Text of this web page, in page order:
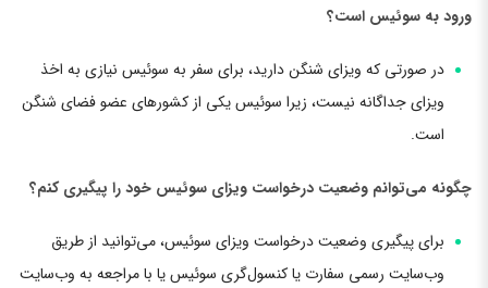
ورود به سوئیس است؟
در صورتی که ویزای شنگن دارید، برای سفر به سوئیس نیازی به اخذ
ویزای جداگانه نیست، زیرا سوئیس یکی از کشورهای عضو فضای شنگن
است.
چگونه می‌توانم وضعیت درخواست ویزای سوئیس خود را پیگیری کنم؟
برای پیگیری وضعیت درخواست ویزای سوئیس، می‌توانید از طریق
وب‌سایت رسمی سفارت یا کنسول‌گری سوئیس یا با مراجعه به وب‌سایت